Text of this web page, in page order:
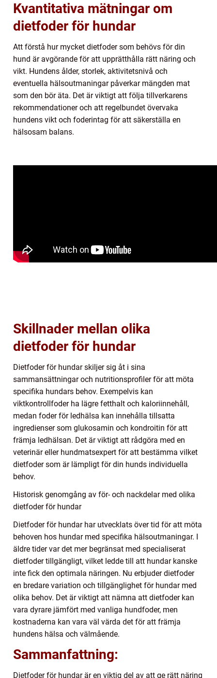
Kvantitativa mätningar om
dietfoder för hundar
Att förstå hur mycket dietfoder som behövs för din
hund är avgörande för att upprätthålla rätt näring och
vikt. Hundens ålder, storlek, aktivitetsnivå och
eventuella hälsoutmaningar påverkar mängden mat
som den bör äta. Det är viktigt att följa tillverkarens
rekommendationer och att regelbundet övervaka
hundens vikt och foderintag för att säkerställa en
hälsosam balans.
Skillnader mellan olika
dietfoder för hundar
Dietfoder för hundar skiljer sig åt i sina
sammansättningar och nutritionsprofiler för att möta
specifika hundars behov. Exempelvis kan
viktkontrollfoder ha lägre fetthalt och kaloriinnehåll,
medan foder för ledhälsa kan innehålla tillsatta
ingredienser som glukosamin och kondroitin för att
främja ledhälsan. Det är viktigt att rådgöra med en
veterinär eller hundmatsexpert för att bestämma vilket
dietfoder som är lämpligt för din hunds individuella
behov.
Historisk genomgång av för- och nackdelar med olika
dietfoder för hundar
Dietfoder för hundar har utvecklats över tid för att möta
behoven hos hundar med specifika hälsoutmaningar. I
äldre tider var det mer begränsat med specialiserat
dietfoder tillgängligt, vilket ledde till att hundar kanske
inte fick den optimala näringen. Nu erbjuder dietfoder
en bredare variation och tillgänglighet för hundar med
olika behov. Det är viktigt att nämna att dietfoder kan
vara dyrare jämfört med vanliga hundfoder, men
kostnaderna kan vara väl värda det för att främja
hundens hälsa och välmående.
Sammanfattning:
Dietfoder för hundar är en viktig del av att ge rätt näring